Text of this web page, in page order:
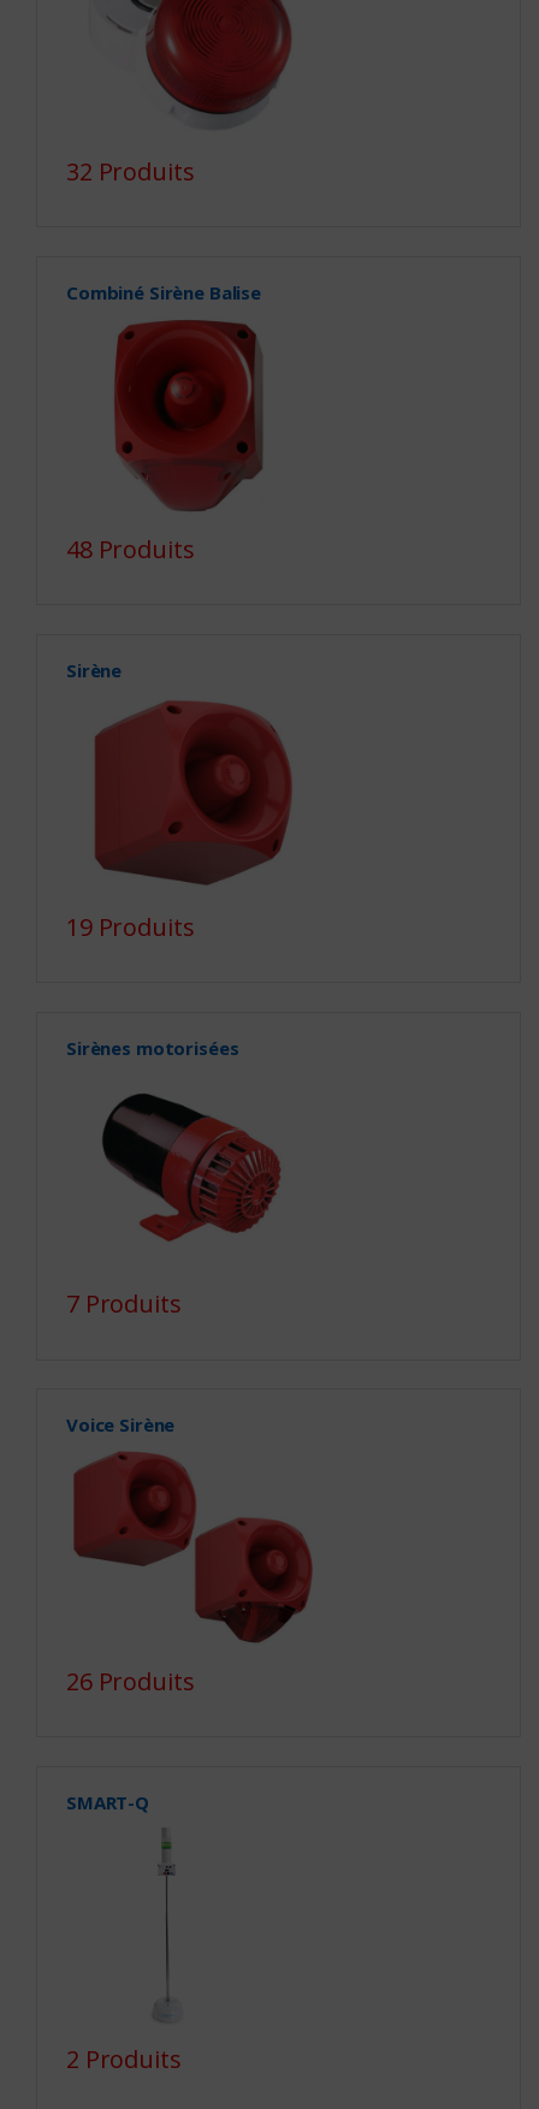
32 Produits
Combiné Sirène Balise
48 Produits
Sirène
19 Produits
Sirènes motorisées
7 Produits
Voice Sirène
26 Produits
SMART-Q
2 Produits